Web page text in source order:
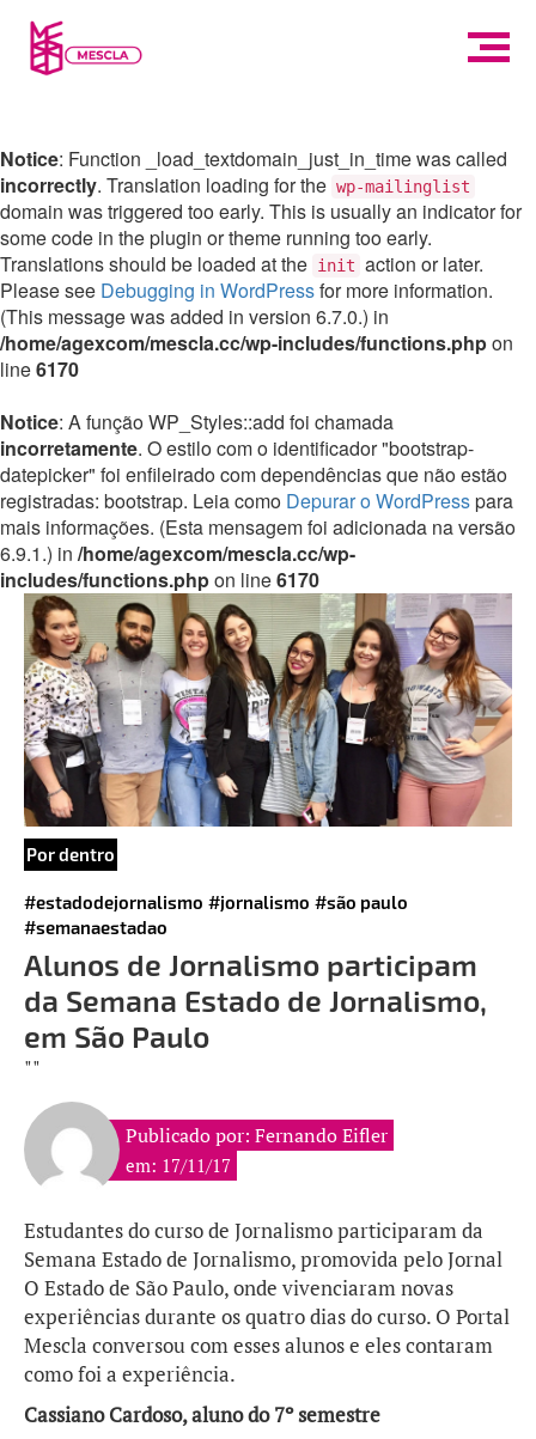
Notice: Function _load_textdomain_just_in_time was called
incorrectly. Translation loading for the wp-mailinglist
domain was triggered too early. This is usually an indicator for
some code in the plugin or theme running too early.
Translations should be loaded at the init action or later.
Please see Debugging in WordPressfor more information.
(This message was added in version 6.7.0.) in
/home/agexcom/mescla.cc/wp-includes/functions.phpon
line6170
Notice: A função WP_Styles::add foi chamada
incorretamente. O estilo com o identificador "bootstrap-
datepicker" foi enfileirado com dependências que não estão
registradas: bootstrap. Leia como Depurar o WordPresspara
mais informações. (Esta mensagem foi adicionada na versão
6.9.1.) in /home/agexcom/mescla.cc/wp-
includes/functions.phpon line6170
Por dentro
#estadodejornalismo #jornalismo #são paulo
#semanaestadao
Alunos de Jornalismo participam
da Semana Estado de Jornalismo,
em São Paulo
""
Publicado por: Fernando Eifler
em: 17/11/17
Estudantes do curso de Jornalismo participaram da
Semana Estado de Jornalismo, promovida pelo Jornal
O Estado de São Paulo, onde vivenciaram novas
experiências durante os quatro dias do curso. O Portal
Mescla conversou com esses alunos e eles contaram
como foi a experiência.
Cassiano Cardoso, aluno do 7º semestre